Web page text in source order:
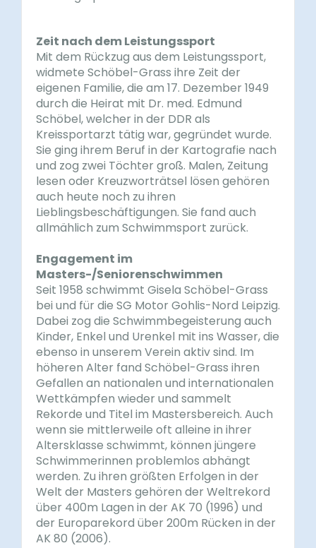
Zeit nach dem Leistungssport
Mit dem Rückzug aus dem Leistungssport,
widmete Schöbel-Grass ihre Zeit der
eigenen Familie, die am 17. Dezember 1949
durch die Heirat mit Dr. med. Edmund
Schöbel, welcher in der DDR als
Kreissportarzt tätig war, gegründet wurde.
Sie ging ihrem Beruf in der Kartografie nach
und zog zwei Töchter groß. Malen, Zeitung
lesen oder Kreuzworträtsel lösen gehören
auch heute noch zu ihren
Lieblingsbeschäftigungen. Sie fand auch
allmählich zum Schwimmsport zurück.
Engagement im
Masters-/Seniorenschwimmen
Seit 1958 schwimmt Gisela Schöbel-Grass
bei und für die SG Motor Gohlis-Nord Leipzig.
Dabei zog die Schwimmbegeisterung auch
Kinder, Enkel und Urenkel mit ins Wasser, die
ebenso in unserem Verein aktiv sind. Im
höheren Alter fand Schöbel-Grass ihren
Gefallen an nationalen und internationalen
Wettkämpfen wieder und sammelt
Rekorde und Titel im Mastersbereich. Auch
wenn sie mittlerweile oft alleine in ihrer
Altersklasse schwimmt, können jüngere
Schwimmerinnen problemlos abhängt
werden. Zu ihren größten Erfolgen in der
Welt der Masters gehören der Weltrekord
über 400m Lagen in der AK 70 (1996) und
der Europarekord über 200m Rücken in der
AK 80 (2006).